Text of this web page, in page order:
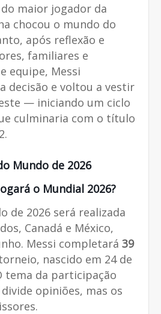
maior jogador da
chocou o mundo do
após reflexão e
familiares e
equipe, Messi
decisão e voltou a vestir
— iniciando um ciclo
culminaria com o título
Mundo de 2026
o Mundial 2026?
de 2026 será realizada
Canadá e México,
Messi completará 39
nascido em 24 de
tema da participação
opiniões, mas os